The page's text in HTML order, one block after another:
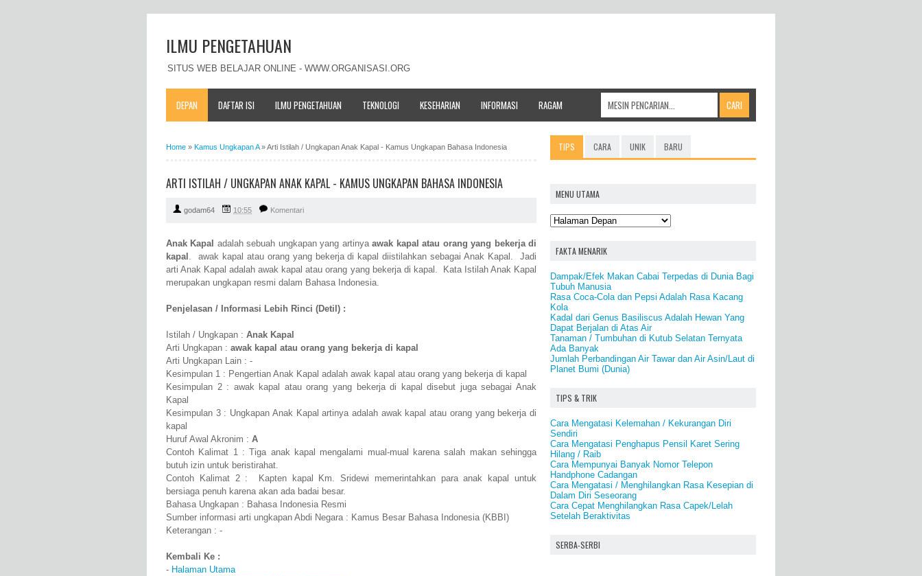
ILMU PENGETAHUAN
SITUS WEB BELAJAR ONLINE - WWW.ORGANISASI.ORG
DEPAN DAFTAR ISI ILMU PENGETAHUAN TEKNOLOGI KESEHARIAN INFORMASI RAGAM
Home » Kamus Ungkapan A»Arti Istilah / Ungkapan Anak Kapal - Kamus Ungkapan Bahasa Indonesia
ARTI ISTILAH / UNGKAPAN ANAK KAPAL - KAMUS UNGKAPAN BAHASA INDONESIA
godam64 10:55 Komentari
Anak Kapal adalah sebuah ungkapan yang artinyaawak kapal atau orang yang bekerja di
kapal . awak kapal atau orang yang bekerja di kapal diistilahkan sebagai Anak Kapal. Jadi
arti Anak Kapal adalah awak kapal atau orang yang bekerja di kapal. Kata Istilah Anak Kapal
merupakan ungkapan resmi dalam Bahasa Indonesia.
Penjelasan / Informasi Lebih Rinci (Detil) :
Istilah / Ungkapan : Anak Kapal
Arti Ungkapan : awak kapal atau orang yang bekerja di kapal
Arti Ungkapan Lain : -
Kesimpulan 1 : Pengertian Anak Kapal adalah awak kapal atau orang yang bekerja di kapal
Kesimpulan 2 : awak kapal atau orang yang bekerja di kapal disebut juga sebagai Anak
Kapal
Kesimpulan 3 : Ungkapan Anak Kapal artinya adalah awak kapal atau orang yang bekerja di
kapal
Huruf Awal Akronim : A
Contoh Kalimat 1 : Tiga anak kapal mengalami mual-mual karena salah makan sehingga
butuh izin untuk beristirahat.
Contoh Kalimat 2 : Kapten kapal Km. Sridewi memerintahkan para anak kapal untuk
bersiaga penuh karena akan ada badai besar.
Bahasa Ungkapan : Bahasa Indonesia Resmi
Sumber informasi arti ungkapan Abdi Negara : Kamus Besar Bahasa Indonesia (KBBI)
Keterangan : -
Kembali Ke :
- Halaman Utama
TIPS CARA UNIK BARU
MENU UTAMA
FAKTA MENARIK
Dampak/Efek Makan Cabai Terpedas di Dunia Bagi
Tubuh Manusia
Rasa Coca-Cola dan Pepsi Adalah Rasa Kacang
Kola
Kadal dari Genus Basiliscus Adalah Hewan Yang
Dapat Berjalan di Atas Air
Tanaman / Tumbuhan di Kutub Selatan Ternyata
Ada Banyak
Jumlah Perbandingan Air Tawar dan Air Asin/Laut di
Planet Bumi (Dunia)
TIPS & TRIK
Cara Mengatasi Kelemahan / Kekurangan Diri
Sendiri
Cara Mengatasi Penghapus Pensil Karet Sering
Hilang / Raib
Cara Mempunyai Banyak Nomor Telepon
Handphone Cadangan
Cara Mengatasi / Menghilangkan Rasa Kesepian di
Dalam Diri Seseorang
Cara Cepat Menghilangkan Rasa Capek/Lelah
Setelah Beraktivitas
SERBA-SERBI